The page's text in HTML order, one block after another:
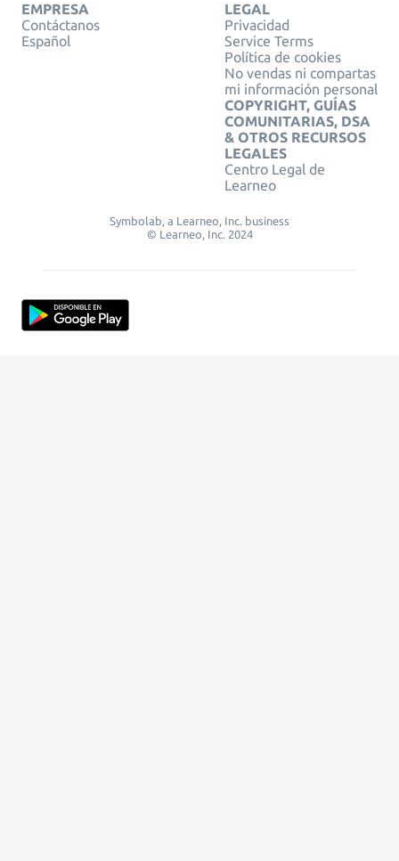
EMPRESA
Contáctanos
Español
LEGAL
Privacidad
Service Terms
Política de cookies
No vendas ni compartas
mi información personal
COPYRIGHT, GUÍAS
COMUNITARIAS, DSA
& OTROS RECURSOS
LEGALES
Centro Legal de
Learneo
Symbolab, a Learneo, Inc. business
© Learneo, Inc. 2024